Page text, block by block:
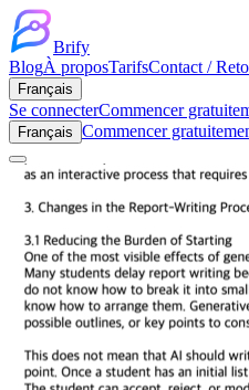
Brify
BlogÀ proposTarifsContact /
Français
Se connecterCommencer
Français Commencer